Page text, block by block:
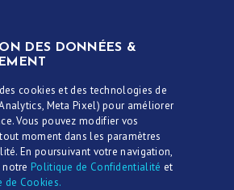
DES DONNÉES &
cookies et des technologies de
Meta Pixel) pour améliorer
Vous pouvez modifier vos
moment dans les paramètres
En poursuivant votre navigation,
notre Politique de Confidentialité et
de Cookies.